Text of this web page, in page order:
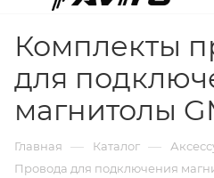
Комплекты
для
магнитолы
Главная — Каталог —
Провода для подключения